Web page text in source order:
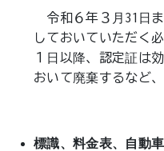
令和６年３月31日
しておいていただく
１日以降、認定証は
おいて廃棄するなど
標識、料金表、自動